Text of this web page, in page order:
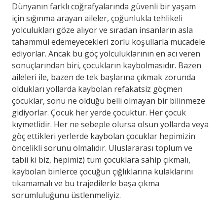
Dünyanın farklı coğrafyalarında güvenli bir yaşam
için sığınma arayan aileler, çoğunlukla tehlikeli
yolculukları göze alıyor ve sıradan insanların asla
tahammül edemeyecekleri zorlu koşullarla mücadele
ediyorlar. Ancak bu göç yolculuklarının en acı veren
sonuçlarından biri, çocukların kaybolmasıdır. Bazen
aileleri ile, bazen de tek başlarına çıkmak zorunda
oldukları yollarda kaybolan refakatsiz göçmen
çocuklar, sonu ne olduğu belli olmayan bir bilinmeze
gidiyorlar. Çocuk her yerde çocuktur. Her çocuk
kıymetlidir. Her ne sebeple olursa olsun yollarda veya
göç ettikleri yerlerde kaybolan çocuklar hepimizin
öncelikli sorunu olmalıdır. Uluslararası toplum ve
tabii ki biz, hepimiz) tüm çocuklara sahip çıkmalı,
kaybolan binlerce çocuğun çığlıklarına kulaklarını
tıkamamalı ve bu trajedilerle başa çıkma
sorumluluğunu üstlenmeliyiz.